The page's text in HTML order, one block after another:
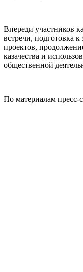
Впереди участников
встречи, подготовка
проектов,
казачества и
общественной
По материалам пресс-